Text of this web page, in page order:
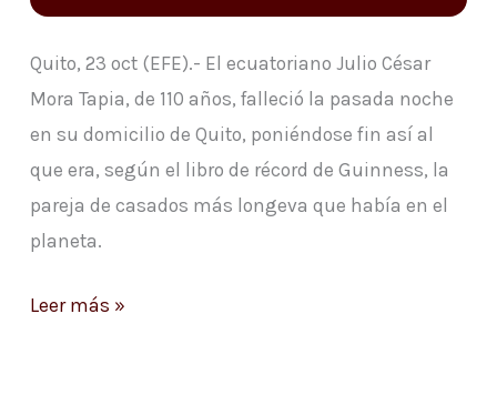
Quito, 23 oct (EFE).- El ecuatoriano Julio César
Mora Tapia, de 110 años, falleció la pasada noche
en su domicilio de Quito, poniéndose fin así al
que era, según el libro de récord de Guinness, la
pareja de casados más longeva que había en el
planeta.
casados
longeva
del
mundo
Leer más »